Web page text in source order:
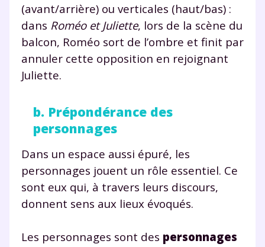
(avant/arrière) ou verticales (haut/bas) :
dans Roméo et Juliette, lors de la scène du
balcon, Roméo sort de l’ombre et finit par
annuler cette opposition en rejoignant
Juliette.
b. Prépondérance des
personnages
Dans un espace aussi épuré, les
personnages jouent un rôle essentiel. Ce
sont eux qui, à travers leurs discours,
donnent sens aux lieux évoqués.
Les personnages sont des personnages
scolaire !
Fiches de cours et vidéos,exercices
corrigés, podcasts de révisions
Un
la Terminale
Des profs expérimentés disponibles
vidéo